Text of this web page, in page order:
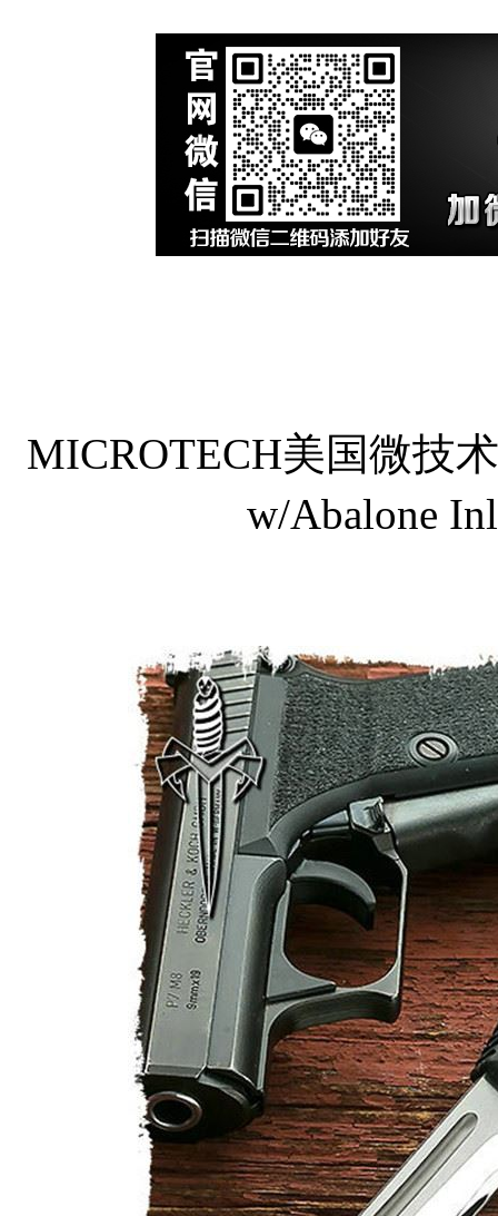
MICROTECH美国微技
w/Abalone